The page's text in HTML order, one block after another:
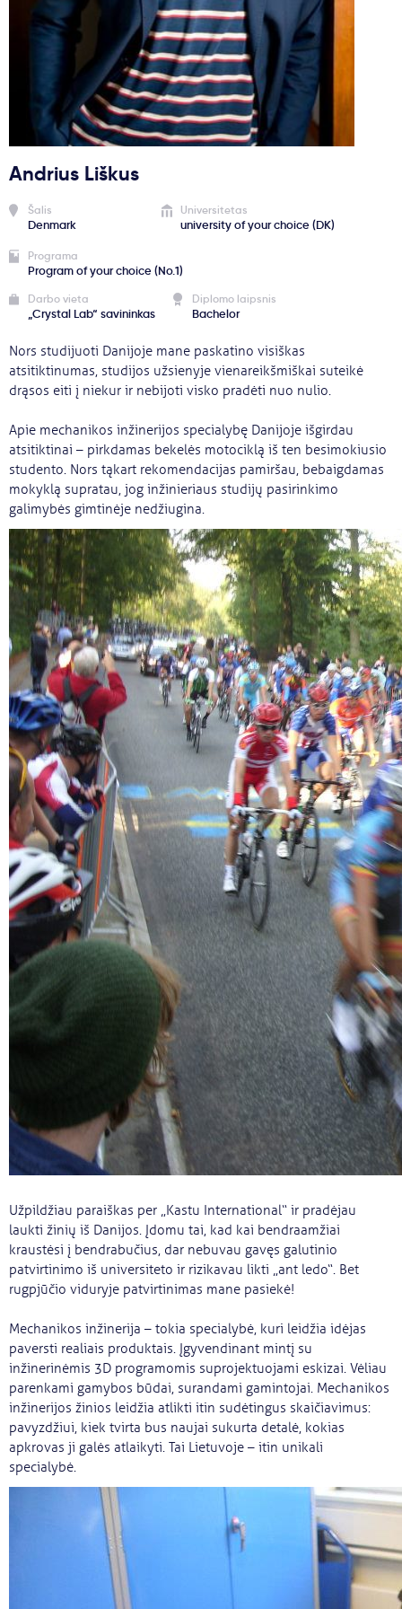
Svarbu
Paslaugos
Kodėl Kastu?
Naujienos
Andrius Liškus
Šalis
Denmark
Universitetas
university of your choice (DK)
Programa
Program of your choice (No.1)
Darbo vieta
„Crystal Lab“ savininkas
Diplomo laipsnis
Bachelor
Nors studijuoti Danijoje mane paskatino visiškas
atsitiktinumas, studijos užsienyje vienareikšmiškai suteikė
drąsos eiti į niekur ir nebijoti visko pradėti nuo nulio.
Apie mechanikos inžinerijos specialybę Danijoje išgirdau
atsitiktinai – pirkdamas bekelės motociklą iš ten besimokiusio
studento. Nors tąkart rekomendacijas pamiršau, bebaigdamas
mokyklą supratau, jog inžinieriaus studijų pasirinkimo
galimybės gimtinėje nedžiugina.
Užpildžiau paraiškas per „Kastu International“ ir pradėjau
laukti žinių iš Danijos. Įdomu tai, kad kai bendraamžiai
kraustėsi į bendrabučius, dar nebuvau gavęs galutinio
patvirtinimo iš universiteto ir rizikavau likti „ant ledo“. Bet
rugpjūčio viduryje patvirtinimas mane pasiekė!
Mechanikos inžinerija – tokia specialybė, kuri leidžia idėjas
paversti realiais produktais. Įgyvendinant mintį su
inžinerinėmis 3D programomis suprojektuojami eskizai. Vėliau
parenkami gamybos būdai, surandami gamintojai. Mechanikos
inžinerijos žinios leidžia atlikti itin sudėtingus skaičiavimus:
pavyzdžiui, kiek tvirta bus naujai sukurta detalė, kokias
apkrovas ji galės atlaikyti. Tai Lietuvoje – itin unikali
specialybė.